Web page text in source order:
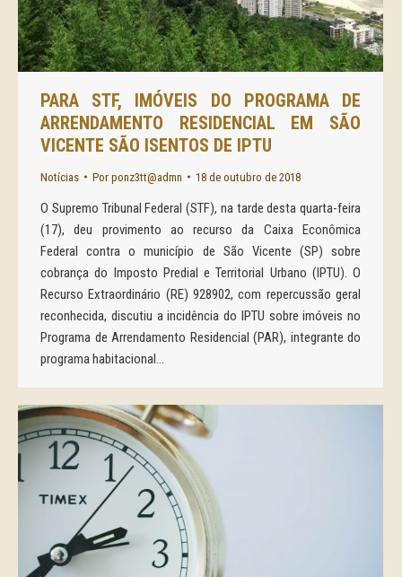
PARA STF, IMÓVEIS DO PROGRAMA DE
ARRENDAMENTO RESIDENCIAL EM SÃO
VICENTE SÃO ISENTOS DE IPTU
Notícias Por ponz3tt@admn 18 de outubro de 2018
O Supremo Tribunal Federal (STF), na tarde desta quarta-feira
(17), deu provimento ao recurso da Caixa Econômica
Federal contra o município de São Vicente (SP) sobre
cobrança do Imposto Predial e Territorial Urbano (IPTU). O
Recurso Extraordinário (RE) 928902, com repercussão geral
reconhecida, discutiu a incidência do IPTU sobre imóveis no
Programa de Arrendamento Residencial (PAR), integrante do
programa habitacional…